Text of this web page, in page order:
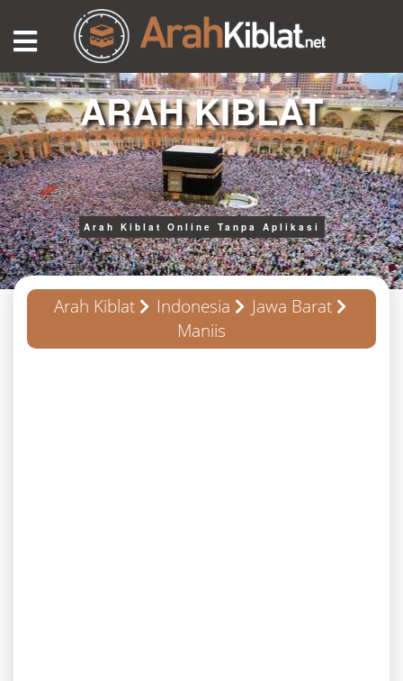
ARAH KIBLAT
Arah Kiblat Online Tanpa Aplikasi
Arah Kiblat Indonesia
Jawa Barat
Maniis